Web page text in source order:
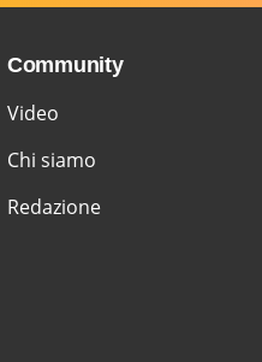
Community
Video
Chi siamo
Redazione